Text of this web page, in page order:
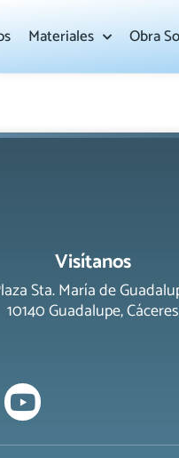
Materiales Obra
Visítanos
Sta. María de
10140 Guadalupe, Cáceres